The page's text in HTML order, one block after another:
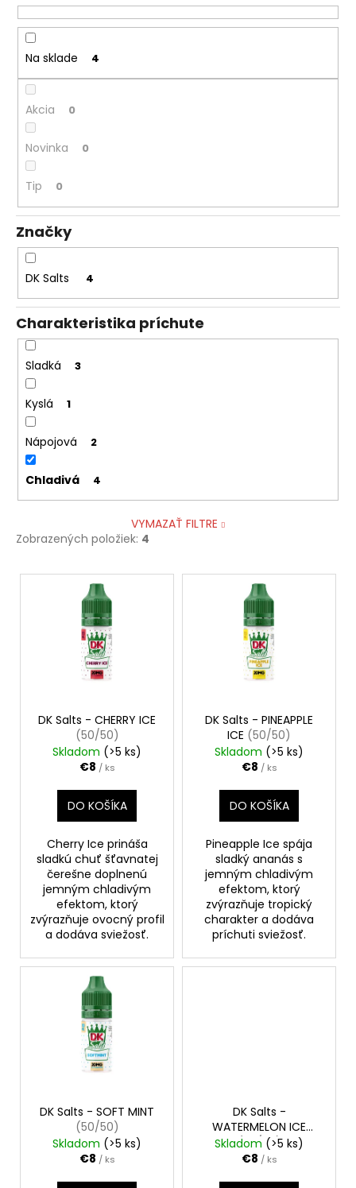
t
o
vNa sklade 4
Akcia 0
Novinka 0
Tip 0
Značky
DK Salts 4
Charakteristika príchute
Sladká 3
Kyslá 1
Nápojová 2
Chladivá 4
VYMAZAŤ FILTRE
Zobrazených položiek: 4
V
DK Salts - CHERRY ICE
(50/50)
Skladom (>5 ks)
€8 / ks
DO KOŠÍKA
Cherry Ice prináša
sladkú chuť šťavnatej
čerešne doplnenú
jemným chladivým
efektom, ktorý
zvýrazňuje ovocný profil
a dodáva sviežosť.
DK Salts - PINEAPPLE
ICE (50/50)
Skladom (>5 ks)
€8 / ks
DO KOŠÍKA
Pineapple Ice spája
sladký ananás s
jemným chladivým
efektom, ktorý
zvýrazňuje tropický
charakter a dodáva
príchuti sviežosť.
DK Salts - SOFT MINT
(50/50)
Skladom (>5 ks)
€8 / ks
DK Salts -
WATERMELON ICE
(50/50)
Skladom (>5 ks)
€8 / ks
á
s
ť
?
O
d
p
o
r
ú
a
m
GREATEST
COLD
DRY
8
GOLD
NICOTINE
[EXP:15.07.2026]